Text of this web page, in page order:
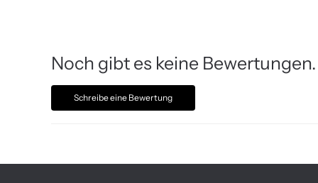
Noch gibt es keine
Schreibe eine Bewertung